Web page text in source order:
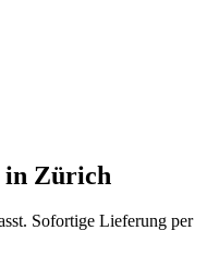
in Zürich
Sofortige Lieferung per